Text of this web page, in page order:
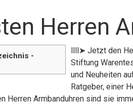
Herren
-
llll➤ Jetzt den
Stiftung
und Neuheiten
Ratgeber, einer
Herren Armbanduhren sind sie